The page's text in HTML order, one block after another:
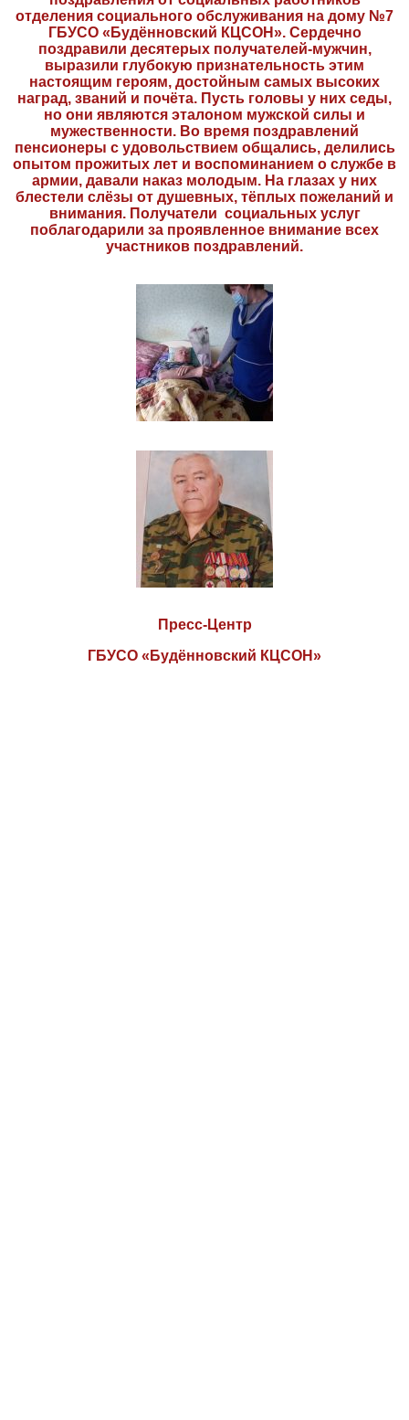
отделения социального обслуживания на дому №7
ГБУСО «Будённовский КЦСОН». Сердечно
поздравили десятерых получателей-мужчин,
выразили глубокую признательность этим
настоящим героям, достойным самых высоких
наград, званий и почёта. Пусть головы у них седы,
но они являются эталоном мужской силы и
мужественности. Во время поздравлений
пенсионеры с удовольствием общались, делились
опытом прожитых лет и воспоминанием о службе в
армии, давали наказ молодым. На глазах у них
блестели слёзы от душевных, тёплых пожеланий и
внимания. Получатели социальных услуг
поблагодарили за проявленное внимание всех
участников поздравлений.
Пресс-Центр
ГБУСО «Будённовский КЦСОН»